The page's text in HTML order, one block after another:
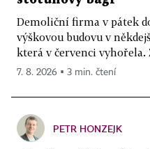
Demoliční firma v pátek
výškovou budovu v
která v červenci vyhořela.
7. 8. 2026 ▪ 3 min. čtení
PETR HONZEJK